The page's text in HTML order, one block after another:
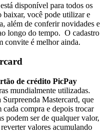
está disponível para todos os
baixar, você pode utilizar e
além de conferir novidades e
longo do tempo. O cadastro
convite é melhor ainda.
de crédito PicPay
mundialmente utilizadas.
Mastercard, que
compra e depois trocar
podem ser de qualquer valor,
valores acumulando